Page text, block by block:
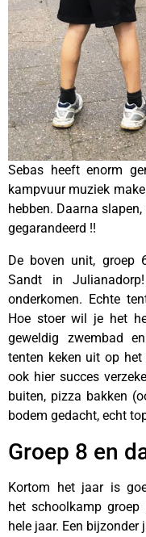
Sebas heeft enorm
kampvuur muziek
hebben. Daarna
gegarandeerd !!
De boven unit, groep
Sandt in
onderkomen. Echte
Hoe stoer wil je het
geweldig zwembad
tenten keken uit op
ook hier succes
buiten, pizza bakken
bodem gedacht, echt
Groep 8 en
Kortom het jaar is
het schoolkamp
hele jaar. Een